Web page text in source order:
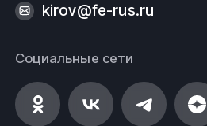
kirov@fe-rus.ru
Социальные сети